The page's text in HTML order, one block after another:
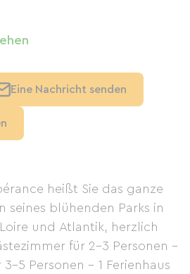
heißt Sie das ganze
seines blühenden Parks in
und Atlantik, herzlich
für 2–3 Personen –
Personen – 1 Ferienhaus
Eine Nachricht senden